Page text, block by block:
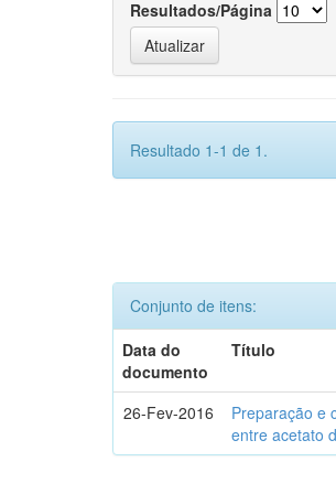
Resultados/Página
Resultado 1-1 de 1.
Conjunto de itens:
Data do
documento
Título
26-Fev-2016
Preparação e
entre acetato